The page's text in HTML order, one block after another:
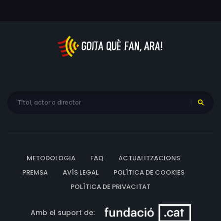
METODOLOGIA FAQ
ACTUALITZACIONS
PREMSA
AVÍS LEGAL
POLÍTICA DE COOKIES
POLÍTICA DE PRIVACITAT
Amb el suport de: